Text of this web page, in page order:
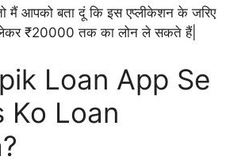
मैं आपको बता दूं कि इस एप्लीकेशन के जरिए
₹20000 तक का लोन ले सकते हैं|
Loan App Se
Ko Loan